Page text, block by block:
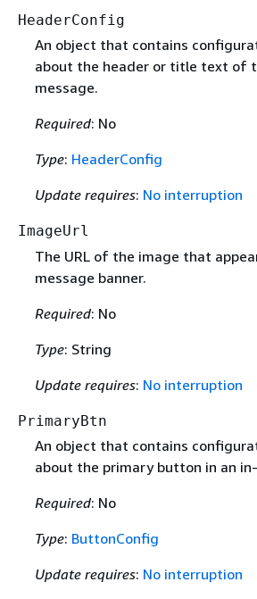
HeaderConfig
An object that contains
about the header or title text of
message.
Required: No
Type: HeaderConfig
Update requires: No interruption
ImageUrl
The URL of the image that
message banner.
Required: No
Type: String
Update requires: No interruption
PrimaryBtn
An object that contains
about the primary button in an
Required: No
Type: ButtonConfig
Update requires: No interruption